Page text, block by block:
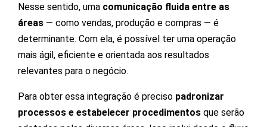
Nesse sentido, uma comunicação fluida entre as
áreas — como vendas, produção e compras — é
determinante. Com ela, é possível ter uma operação
mais ágil, eficiente e orientada aos resultados
relevantes para o negócio.
Para obter essa integração é preciso padronizar
processos e estabelecer procedimentos que serão